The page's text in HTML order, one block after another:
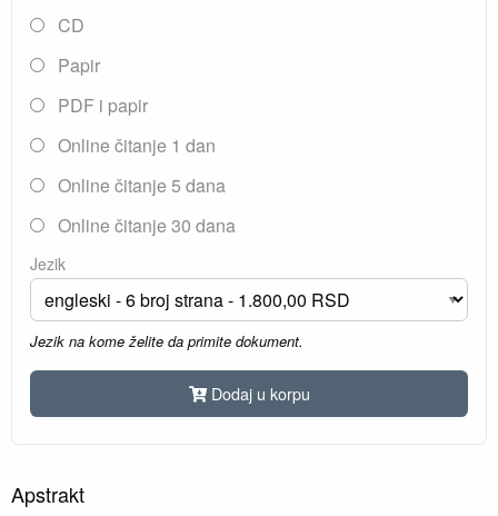
CD
Papir
PDF i papir
Online čitanje 1 dan
Online čitanje 5 dana
Online čitanje 30 dana
Jezik
Jezik na kome želite da primite dokument.
Dodaj u korpu
Apstrakt